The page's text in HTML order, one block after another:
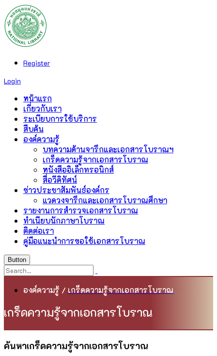
Register
Login
หน้าแรก
เกี่ยวกับเรา
ระเบียบการใช้บริการ
สืบค้น
องค์ความรู้
บทความด้านจารึกและเอกสารโบราณฯ
เกร็ดความรู้จากเอกสารโบราณ
หนังสืออิเล็กทรอนิกส์
สื่อวีดิทัศน์
ข่าวประชาสัมพันธ์องค์กร
แวดวงจารึกและเอกสารโบราณศึกษา
รายงานการสำรวจเอกสารโบราณ
ทำเนียบนักภาษาโบราณ
ติดต่อเรา
คู่มือแนะนำการขอใช้เอกสารโบราณ
Button
องค์ความรู้ / เกร็ดความรู้จากเอกสารโบราณ
เกร็ดความรู้จากเอกสารโบราณ
ค้นหาเกร็ดความรู้จากเอกสารโบราณ